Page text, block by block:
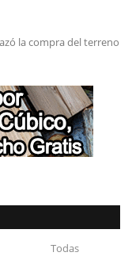
la compra del terreno
Todas